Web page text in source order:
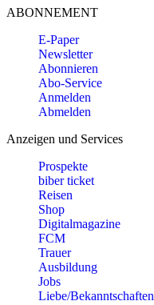
ABONNEMENT
E-Paper
Newsletter
Abonnieren
Abo-Service
Anmelden
Abmelden
Anzeigen und Services
Prospekte
biber ticket
Reisen
Shop
Digitalmagazine
FCM
Trauer
Ausbildung
Jobs
Liebe/Bekanntschaften